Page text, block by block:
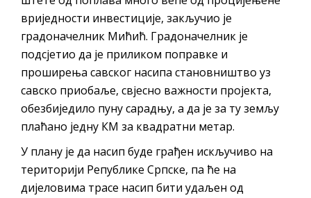
вриједности инвестиције, закључио је
градоначелник Мићић. Градоначелник је
подсјетио да је приликом поправке и
проширења савског насипа становништво уз
савско приобаље, свјесно важности пројекта,
обезбиједило пуну сарадњу, а да је за ту земљу
плаћано једну КМ за квадратни метар.
У плану је да насип буде грађен искључиво на
територији Републике Српске, па ће на
дијеловима трасе насип бити удаљен од